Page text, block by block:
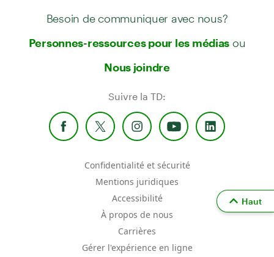
Besoin de communiquer avec nous?
Personnes-ressources pour les médias ou
Nous joindre
Suivre la TD:
Confidentialité et sécurité
Mentions juridiques
Accessibilité
À propos de nous
Carrières
Gérer l'expérience en ligne
Haut